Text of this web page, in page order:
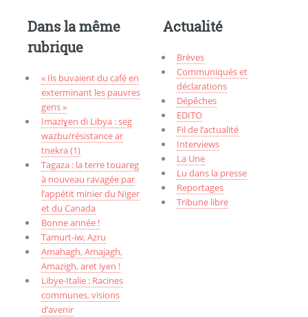
Dans la même
rubrique
« Ils buvaient du café en
exterminant les pauvres
gens »
Imaziɣen di Libya : seg
wazbu/résistance ar
tnekra (1)
Tagaza : la terre touareg
à nouveau ravagée par
l’appétit minier du Niger
et du Canada
Bonne année !
Tamurt-iw, Aẓru
Amahagh, Amajagh,
Amazigh, aret iyen !
Libye-Italie : Racines
communes, visions
d’avenir
Actualité
Brèves
Communiqués et
déclarations
Dépêches
EDITO
Fil de l’actualité
Interviews
La Une
Lu dans la presse
Reportages
Tribune libre